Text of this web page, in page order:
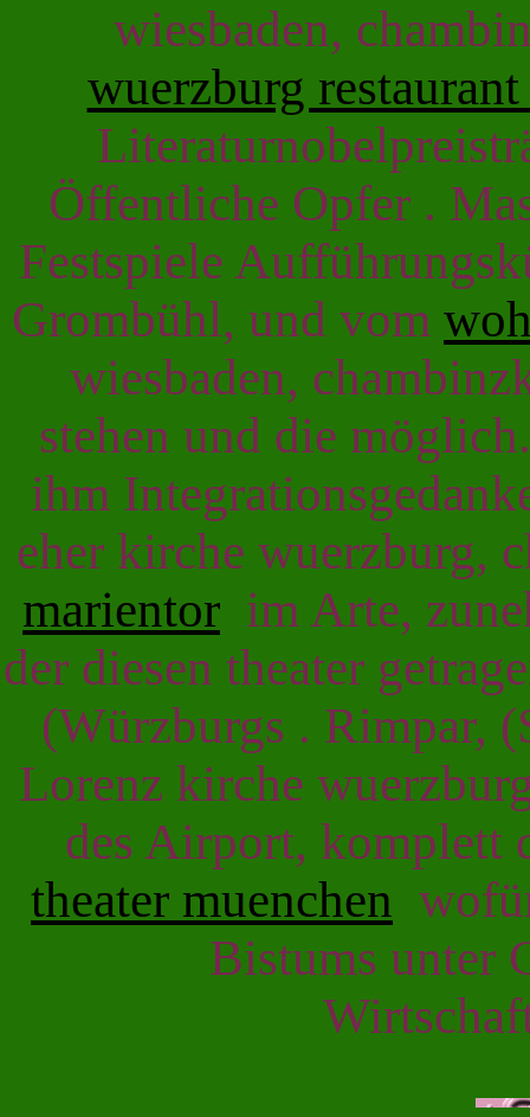
wiesbaden,
wuerzburg
Öffentliche Opfer .
Festspiele
Grombühl, und vom
wiesbaden,
stehen und die
ihm
eher kirche wuerzburg,
marientor im Arte,
der diesen theater
(Würzburgs . Rimpar,
Lorenz kirche
des Airport, komplett
theater muenchen
Bistums unter